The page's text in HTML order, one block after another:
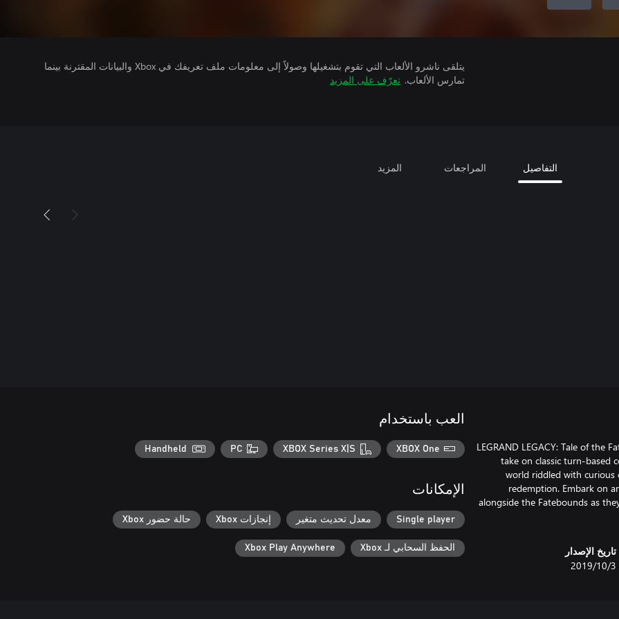
يتلقى ناشرو الألعاب التي تقوم بتشغيلها وصولاً إلى معلومات ملف تعريفك في Xbox والبيانات المقترنة بينما
تمارس الألعاب. تعرّف على المزيد
التفاصيل المراجعات المزيد
LEGRAND LEGACY: Tale of the
take on classic turn-based
world riddled with curious
redemption. Embark on
alongside the Fatebounds as
تاريخ الإصدار
3‏/10‏/2019
العب باستخدام
XBOX One
XBOX Series X|S
PC
Handheld
الإمكانات
Single player معدل تحديث متغير إنجازات Xbox حالة حضور Xbox
الحفظ السحابي لـ Xbox Xbox Play Anywhere